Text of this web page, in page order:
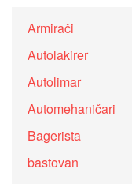
Armirači
Autolakirer
Autolimar
Automehaničari
Bagerista
bastovan